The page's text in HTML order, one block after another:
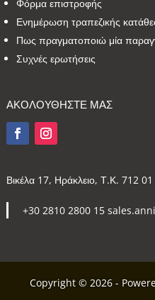
Φόρμα επιστροφής
Ενημέρωση τραπεζικής
Πως πραγματοποιώ μία
Συχνές ερωτήσεις
ΑΚΟΛΟΥΘΗΣΤΕ ΜΑΣ
Βικέλα 17, Ηράκλειο, Τ.Κ. 712 01
+30 2810 2800 15
Copyright © 2026 -